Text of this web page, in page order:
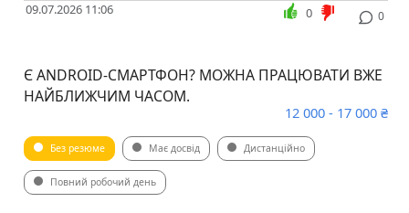
09.07.2026 11:06 0
0
Є ANDROID-СМАРТФОН? МОЖНА ПРАЦЮВАТИ ВЖЕ
НАЙБЛИЖЧИМ ЧАСОМ.
12 000 - 17 000 ₴
Без резюме Має досвід Дистанційно
Повний робочий день